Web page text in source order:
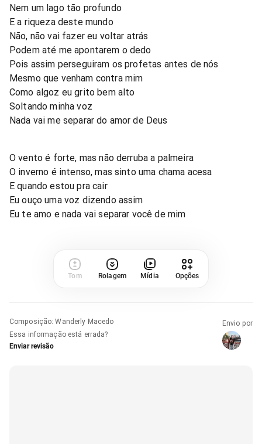
Nem um lago tão profundo
E a riqueza deste mundo
Não, não vai fazer eu voltar atrás
Podem até me apontarem o dedo
Pois assim perseguiram os profetas antes de nós
Mesmo que venham contra mim
Como algoz eu grito bem alto
Soltando minha voz
Nada vai me separar do amor de Deus
O vento é forte, mas não derruba a palmeira
O inverno é intenso, mas sinto uma chama acesa
E quando estou pra cair
Eu ouço uma voz dizendo assim
Eu te amo e nada vai separar você de mim
Tom Rolagem Mídia Opções
Composição:Wanderly Macedo
Essa informação está errada?
Enviar revisão
Envio por